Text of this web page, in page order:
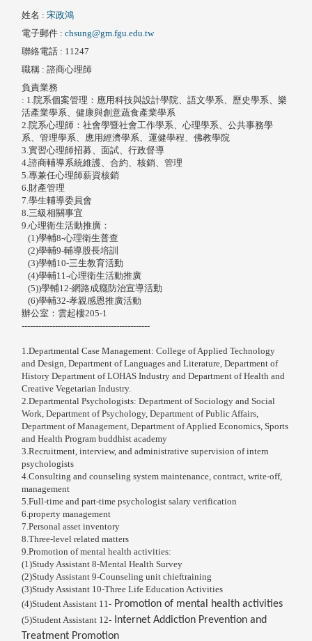
姓名 : 宋政鴻
電子郵件 : chsung@gm.fgu.edu.tw
聯絡電話 : 11247
職稱 : 諮商心理師
負責業務
: 1.院系個案管理：應用科技與設計學院、語文學系、歷史學系、樂
活產業學系、健康與創意蔬食產業學系
2.院系心理師：社會學暨社會工作學系、心理學系、公共事務學
系、管理學系、應用經濟學系、運健學程、佛教學院
3.實習心理師招募、面試、行政督導
4.諮商輔導系統維護、合約、核銷、管理
5.專兼任心理師薪資核銷
6.財產管理
7.學生輔導委員會
8.三級相關事宜
9.心理衛生活動推廣：
(1)學輔8-心理衛生普查
(2)學輔9-輔導股長培訓
(3)學輔10-三生教育活動
(4)學輔11-心理衛生活動推廣
(5))學輔12-網路成癮防治宣導活動
(6)學輔32-孝親感恩推廣活動
辦公室：雲起樓205-1
----------------------------------------------
1.Departmental Case Management: College of Applied Technology
and Design, Department of Languages ​​and Literature, Department of
History Department of LOHAS Industry and Department of Health and
Creative Vegetarian Industry.
2.Departmental Psychologists: Department of Sociology and Social
Work, Department of Psychology, Department of Public Affairs,
Department of Management, Department of Applied Economics, Sports
and Health Program buddhist academy
3.Recruitment, interview, and administrative supervision of intern
psychologists
4.Consulting and counseling system maintenance, contract, write-off,
management
5.Full-time and part-time psychologist salary verification
6.property management
7.Personal asset inventory
8.Three-level related matters
9.Promotion of mental health activities:
(1)Study Assistant 8-Mental Health Survey
(2)Study Assistant 9-Counseling unit chieftraining
(3)Study Assistant 10-Three Life Education Activities
(4)Student Assistant 11- Promotion of mental health activities
(5)Student Assistant 12- Internet Addiction Prevention and
Treatment Promotion